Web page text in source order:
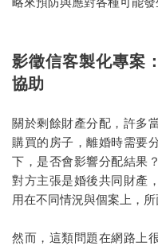
影徵信客製化專案
協助
關於剩餘財產分配，許多
購買的房子，離婚時需要
下，是否會影響分配結果
對方主張是婚後共同財產
用在不同情況與個案上，所
然而，這類問題在網路上